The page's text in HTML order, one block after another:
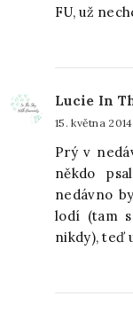
FU, už
Lucie In
15. května
Prý v
někdo
nedávno
lodí (tam
nikdy), teď